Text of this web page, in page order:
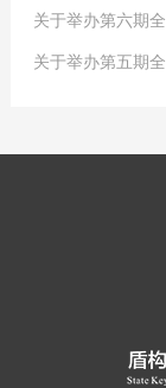
各有关单位：按照国
平要求，为提升隧道
程监督管理局广州监
位：广东珠三角城际
中国土木工程学会、
建筑学会、盾构及掘
2017 -05 -08
采购人：盾构及掘进
候选人推荐如下:第一
元，质保3年；第二
元，质保2年；第三
元，质保2年。公示
Clicks: 0
2017 -04 -08
格的供应商前来参加
1./Portals/2/uploads/
安装竞争性谈判文件
关于举办第六期
Clicks: 0
化和系统化工作水平
险建设又好又快发展
掘进技术国家重点实
协办，第六期全国盾
关于举办第五期
作水平的文件要求，
化和系统化工作水平
险建设又好又快发展
掘进技术国家重点实